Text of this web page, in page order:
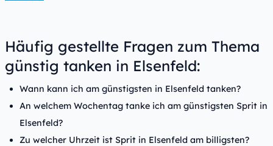
Häufig gestellte Fragen zum Thema
günstig tanken in Elsenfeld:
Wann kann ich am günstigsten in Elsenfeld tanken?
An welchem Wochentag tanke ich am günstigsten Sprit in
Elsenfeld?
Zu welcher Uhrzeit ist Sprit in Elsenfeld am billigsten?